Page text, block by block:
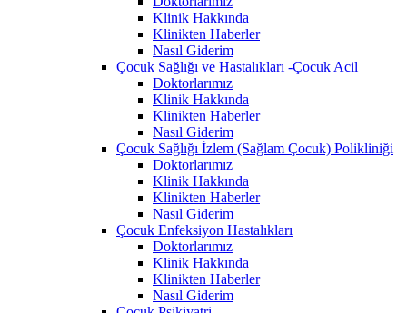
Klinik Hakkında
Klinikten Haberler
Nasıl Giderim
Çocuk Sağlığı ve Hastalıkları -Çocuk Acil
Doktorlarımız
Klinik Hakkında
Klinikten Haberler
Nasıl Giderim
Çocuk Sağlığı İzlem (Sağlam Çocuk) Polikliniği
Doktorlarımız
Klinik Hakkında
Klinikten Haberler
Nasıl Giderim
Çocuk Enfeksiyon Hastalıkları
Doktorlarımız
Klinik Hakkında
Klinikten Haberler
Nasıl Giderim